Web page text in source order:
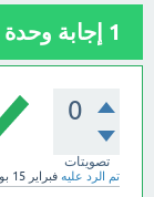
1 إجابة وحدة
0
تصويتات
تم الرد عليه فبراير 15